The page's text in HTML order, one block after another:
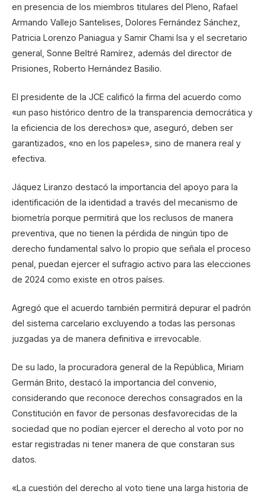
en presencia de los miembros titulares del Pleno, Rafael
Armando Vallejo Santelises, Dolores Fernández Sánchez,
Patricia Lorenzo Paniagua y Samir Chami Isa y el secretario
general, Sonne Beltré Ramírez, además del director de
Prisiones, Roberto Hernández Basilio.
El presidente de la JCE calificó la firma del acuerdo como
«un paso histórico dentro de la transparencia democrática y
la eficiencia de los derechos» que, aseguró, deben ser
garantizados, «no en los papeles», sino de manera real y
efectiva.
Jáquez Liranzo destacó la importancia del apoyo para la
identificación de la identidad a través del mecanismo de
biometría porque permitirá que los reclusos de manera
preventiva, que no tienen la pérdida de ningún tipo de
derecho fundamental salvo lo propio que señala el proceso
penal, puedan ejercer el sufragio activo para las elecciones
de 2024 como existe en otros países.
Agregó que el acuerdo también permitirá depurar el padrón
del sistema carcelario excluyendo a todas las personas
juzgadas ya de manera definitiva e irrevocable.
De su lado, la procuradora general de la República, Miriam
Germán Brito, destacó la importancia del convenio,
considerando que reconoce derechos consagrados en la
Constitución en favor de personas desfavorecidas de la
sociedad que no podían ejercer el derecho al voto por no
estar registradas ni tener manera de que constaran sus
datos.
«La cuestión del derecho al voto tiene una larga historia de